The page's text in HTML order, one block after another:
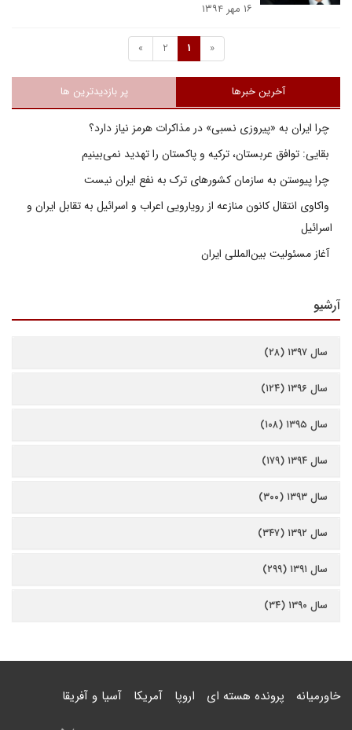
۱۶ مهر ۱۳۹۴
«
1
2
»
آخرین خبرها پر بازدیدترین ها
چرا ایران به «پیروزی نسبی» در مذاکرات هرمز نیاز دارد؟
بقایی: توافق عربستان، ترکیه و پاکستان را تهدید نمی‌بینیم
چرا پیوستن به سازمان کشورهای ترک به نفع ایران نیست
واکاوی انتقال کانون منازعه از رویارویی اعراب و اسرائیل به تقابل ایران و
اسرائیل
آغاز مسئولیت بین‌المللی ایران
آرشیو
سال ۱۳۹۷ (۲۸)
سال ۱۳۹۶ (۱۲۴)
سال ۱۳۹۵ (۱۰۸)
سال ۱۳۹۴ (۱۷۹)
سال ۱۳۹۳ (۳۰۰)
سال ۱۳۹۲ (۳۴۷)
سال ۱۳۹۱ (۲۹۹)
سال ۱۳۹۰ (۳۴)
خاورمیانه پرونده هسته ای اروپا آمریکا آسیا و آفریقا